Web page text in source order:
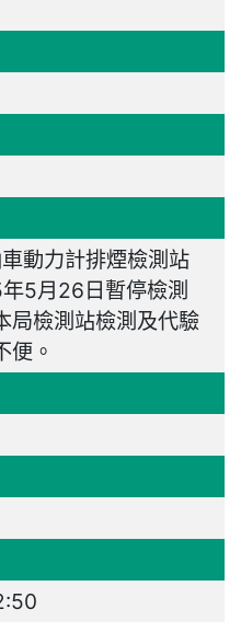
動力計排煙檢測站
5月26日暫停檢測
局檢測站檢測及代驗
便。